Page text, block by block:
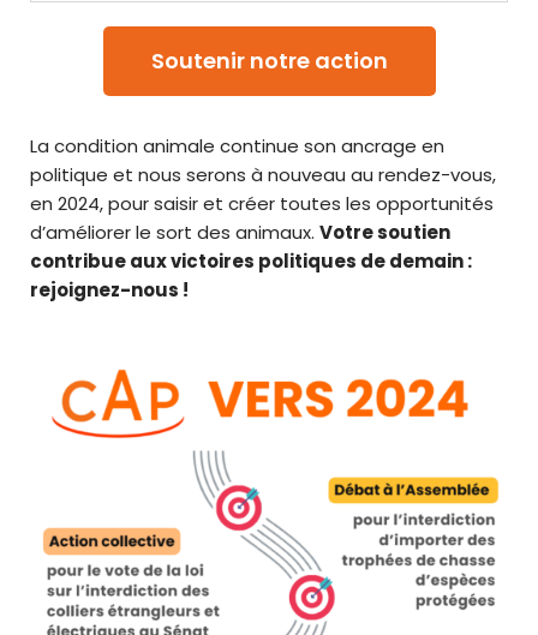
Soutenir notre action
La condition animale continue son ancrage en
politique et nous serons à nouveau au rendez-vous,
en 2024, pour saisir et créer toutes les opportunités
d’améliorer le sort des animaux. Votre soutien
contribue aux victoires politiques de demain :
rejoignez-nous !